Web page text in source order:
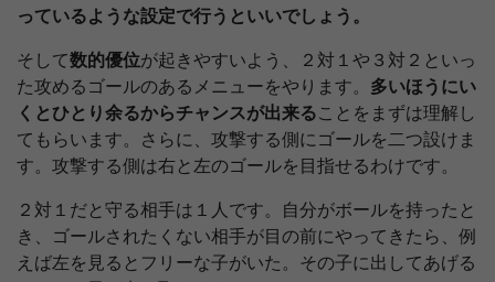
っているような設定で行うといいでしょう。
そして数的優位が起きやすいよう、２対１や３対２といっ
た攻めるゴールのあるメニューをやります。 多いほうにい
くとひとり余るからチャンスが出来ることをまずは理解し
てもらいます。さらに、攻撃する側にゴールを二つ設けま
す。攻撃する側は右と左のゴールを目指せるわけです。
２対１だと守る相手は１人です。自分がボールを持ったと
き、ゴールされたくない相手が目の前にやってきたら、例
えば左を見るとフリーな子がいた。その子に出してあげる